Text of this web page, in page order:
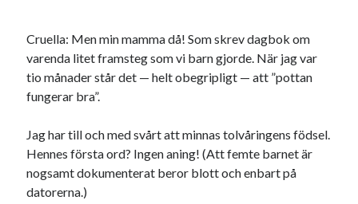
Cruella: Men min mamma då! Som skrev dagbok om
varenda litet framsteg som vi barn gjorde. När jag var
tio månader står det — helt obegripligt — att ”pottan
fungerar bra”.
Jag har till och med svårt att minnas tolvåringens födsel.
Hennes första ord? Ingen aning! (Att femte barnet är
nogsamt dokumenterat beror blott och enbart på
datorerna.)